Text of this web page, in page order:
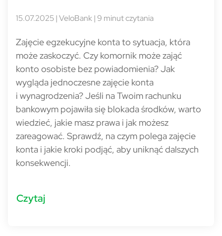
15.07.2025 | VeloBank | 9 minut czytania
Zajęcie egzekucyjne konta to sytuacja, która
może zaskoczyć. Czy komornik może zająć
konto osobiste bez powiadomienia? Jak
wygląda jednoczesne zajęcie konta
i wynagrodzenia? Jeśli na Twoim rachunku
bankowym pojawiła się blokada środków, warto
wiedzieć, jakie masz prawa i jak możesz
zareagować. Sprawdź, na czym polega zajęcie
konta i jakie kroki podjąć, aby uniknąć dalszych
konsekwencji.
Czytaj